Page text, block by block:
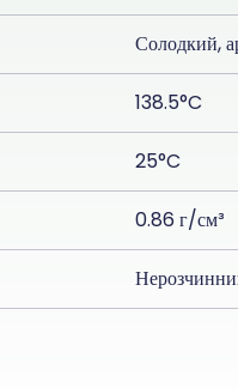
Солодкий,
138.5°C
25°C
0.86 г/см³